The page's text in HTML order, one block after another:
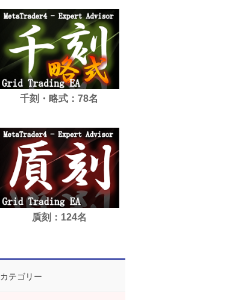
千刻・略式：78名
貭刻：124名
カテゴリー